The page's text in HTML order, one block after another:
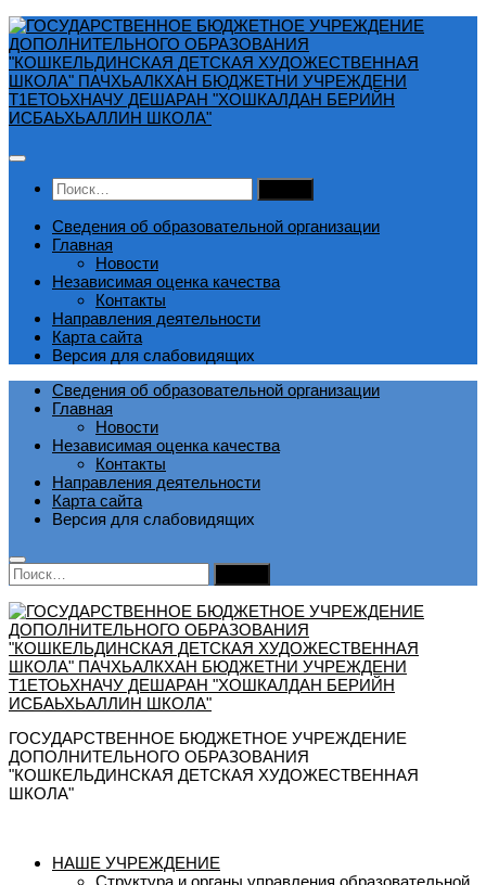
Перейти
к
содержимому
Найти:
Сведения об образовательной организации
Главная
Новости
Независимая оценка качества
Контакты
Направления деятельности
Карта сайта
Версия для слабовидящих
Сведения об образовательной организации
Главная
Новости
Независимая оценка качества
Контакты
Направления деятельности
Карта сайта
Версия для слабовидящих
Найти:
ГОСУДАРСТВЕННОЕ БЮДЖЕТНОЕ УЧРЕЖДЕНИЕ
ДОПОЛНИТЕЛЬНОГО ОБРАЗОВАНИЯ
"КОШКЕЛЬДИНСКАЯ ДЕТСКАЯ ХУДОЖЕСТВЕННАЯ
ШКОЛА"
НАШЕ УЧРЕЖДЕНИЕ